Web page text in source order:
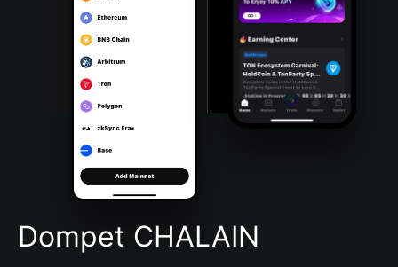
Português (Portugal)
Bahasa Indonesia
Português (Brasil)
Español (Argentina)
Dompet CHALAIN